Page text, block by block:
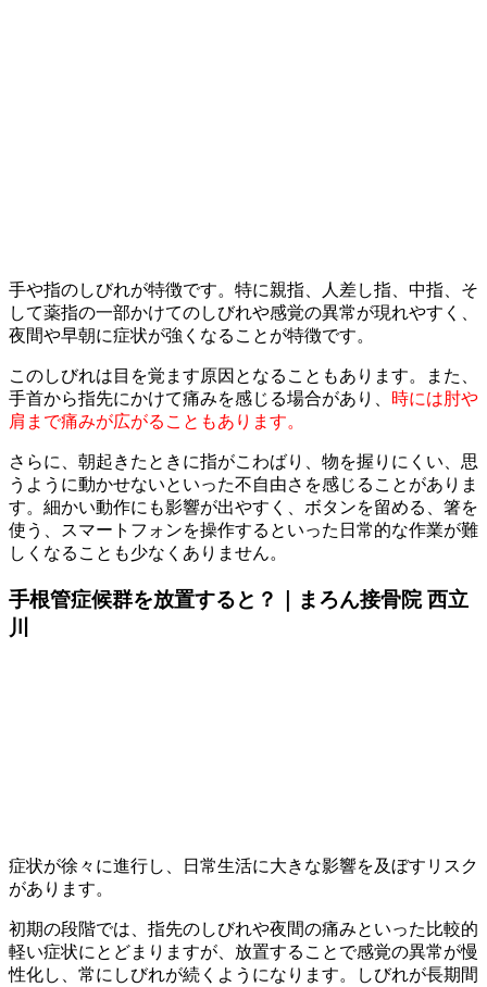
手や指のしびれが特徴です。特に親指、人差し指、中指、そ
して薬指の一部かけてのしびれや感覚の異常が現れやすく、
夜間や早朝に症状が強くなることが特徴です。
このしびれは目を覚ます原因となることもあります。また、
手首から指先にかけて痛みを感じる場合があり、 時には肘や
肩まで痛みが広がることもあります。
さらに、朝起きたときに指がこわばり、物を握りにくい、思
うように動かせないといった不自由さを感じることがありま
す。細かい動作にも影響が出やすく、ボタンを留める、箸を
使う、スマートフォンを操作するといった日常的な作業が難
しくなることも少なくありません。
手根管症候群を放置すると？｜まろん接骨院 西立
川
症状が徐々に進行し、日常生活に大きな影響を及ぼすリスク
があります。
初期の段階では、指先のしびれや夜間の痛みといった比較的
軽い症状にとどまりますが、放置することで感覚の異常が慢
性化し、常にしびれが続くようになります。しびれが長期間